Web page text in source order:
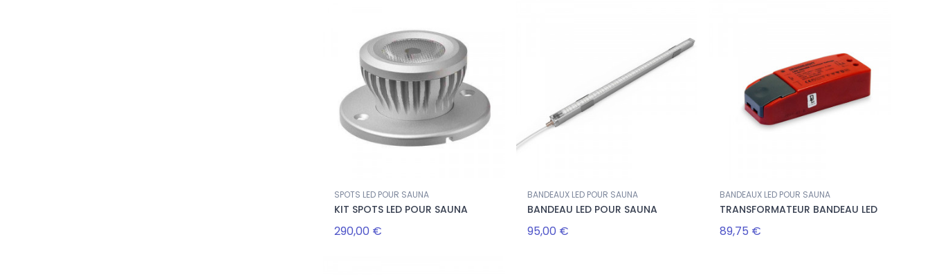
SPOTS LED POUR SAUNA
KIT SPOTS LED POUR SAUNA
290,00 €
BANDEAUX LED POUR SAUNA
BANDEAU LED POUR SAUNA
95,00 €
BANDEAUX LED POUR SAUNA
TRANSFORMATEUR BANDEAU LED
89,75 €